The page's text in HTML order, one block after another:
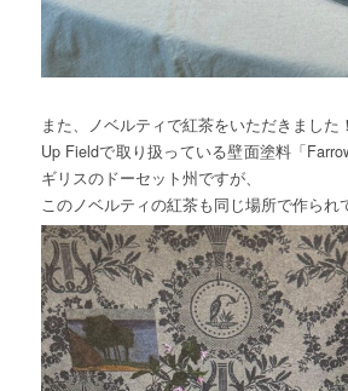
また、ノベルティで紅茶をいただきました！
Up Fieldで取り扱っている壁面塗料「
ギリスのドーセット州ですが、
このノベルティの紅茶も同じ場所で作られ